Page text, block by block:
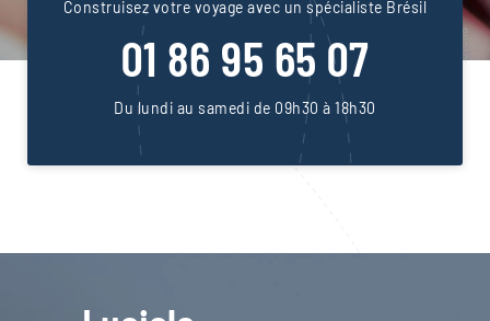
Construisez votre voyage avec un spécialiste Brésil
01 86 95 65 07
Du lundi au samedi de 09h30 à 18h30